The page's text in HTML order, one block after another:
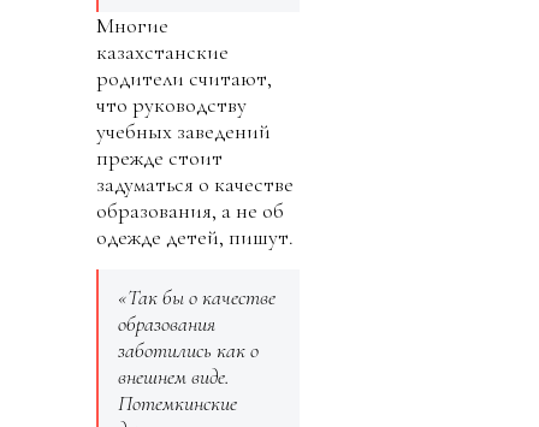
Многие
казахстанские
родители считают,
что руководству
учебных заведений
прежде стоит
задуматься о качестве
образования, а не об
одежде детей, пишут.
«Так бы о качестве
образования
заботились как о
внешнем виде.
Потемкинские